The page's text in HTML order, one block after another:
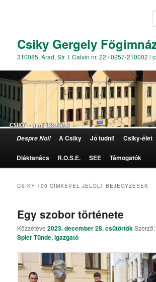
Csiky Gergely
310085, Arad, Str. I. Calvin nr. 22 / 0257-210002 /
Tovább az elsődleges tartalomra
Tovább a másodlagos tartalomra
Despre Noi! A Csiky Jó tudni! Csiky-élet
Diáktanács R.O.S.E. SEE Támogatók
CSIKY 100 CÍMKÉVEL JELÖLT BEJEGYZÉSEK
Egy szobor története
Közzétéve2023. december 28. csütörtökSzerző:
Spier Tünde, igazgató